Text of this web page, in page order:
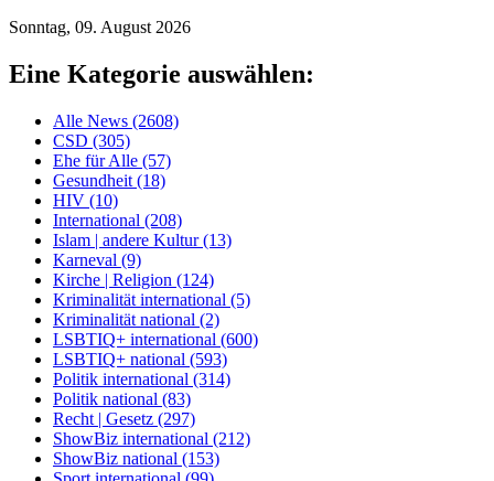
Sonntag, 09. August 2026
Eine Kategorie auswählen:
Alle News (2608)
CSD (305)
Ehe für Alle (57)
Gesundheit (18)
HIV (10)
International (208)
Islam | andere Kultur (13)
Karneval (9)
Kirche | Religion (124)
Kriminalität international (5)
Kriminalität national (2)
LSBTIQ+ international (600)
LSBTIQ+ national (593)
Politik international (314)
Politik national (83)
Recht | Gesetz (297)
ShowBiz international (212)
ShowBiz national (153)